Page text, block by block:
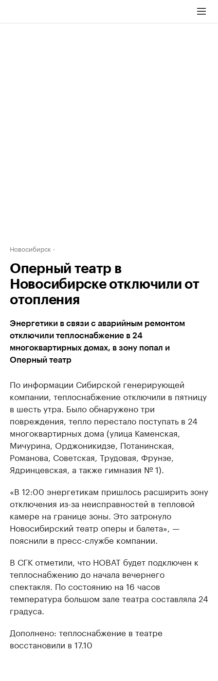
Новосибирск
Оперный театр в
Новосибирске отключили от
отопления
Энергетики в связи с аварийным ремонтом
отключили теплоснабжение в 24
многоквартирных домах, в зону попал и
Оперный театр
По информации Сибирской генерирующей
компании, теплоснабжение отключили в пятницу
в шесть утра. Было обнаружено три
повреждения, тепло перестало поступать в 24
многоквартирных дома (улица Каменская,
Мичурина, Орджоникидзе, Потанинская,
Романова, Советская, Трудовая, Фрунзе,
Ядринцевская, а также гимназия № 1).
«В 12:00 энергетикам пришлось расширить зону
отключения из-за неисправностей в тепловой
камере на границе зоны. Это затронуло
Новосибирский театр оперы и балета», —
пояснили в пресс-службе компании.
В СГК отметили, что НОВАТ будет подключен к
теплоснабжению до начала вечернего
спектакля. По состоянию на 16 часов
температура большом зале театра составляла 24
градуса.
Дополнено: теплоснабжение в театре
восстановили в 17.10